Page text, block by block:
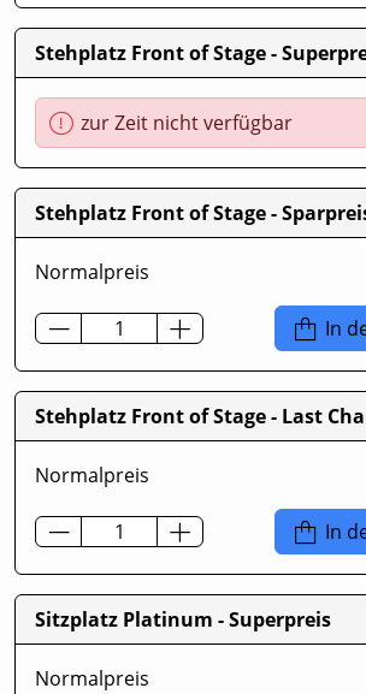
Stehplatz Front of Stage -
zur Zeit nicht verfügbar
Stehplatz Front of Stage -
Normalpreis
In
Stehplatz Front of Stage - Last
Normalpreis
In
Sitzplatz Platinum - Superpreis
Normalpreis